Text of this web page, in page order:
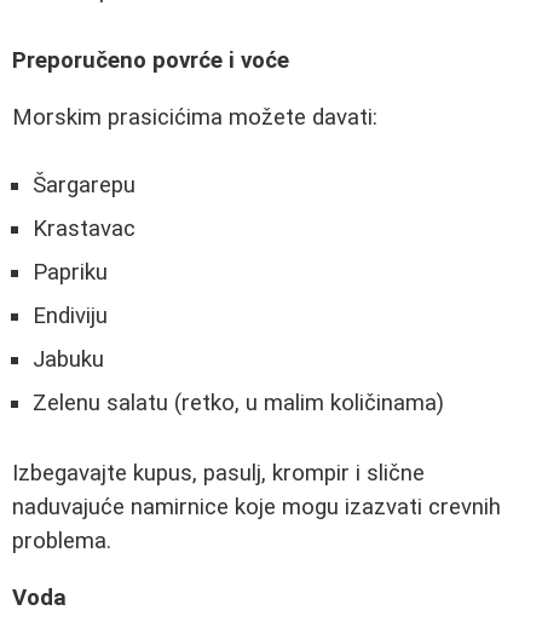
Preporučeno povrće i voće
Morskim prasicićima možete davati:
Šargarepu
Krastavac
Papriku
Endiviju
Jabuku
Zelenu salatu (retko, u malim količinama)
Izbegavajte kupus, pasulj, krompir i slične
naduvajuće namirnice koje mogu izazvati crevnih
problema.
Voda